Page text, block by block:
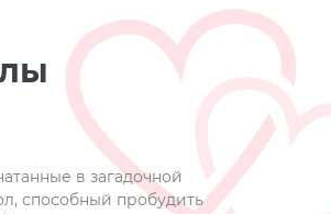
в загадочной
способный пробудить